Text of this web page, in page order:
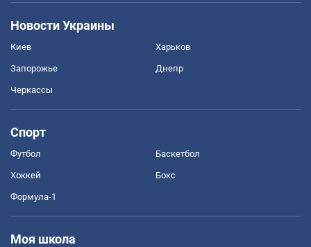
Новости Украины
Киев Харьков
Запорожье Днепр
Черкассы
Спорт
Футбол Баскетбол
Хоккей Бокс
Формула-1
Моя школа